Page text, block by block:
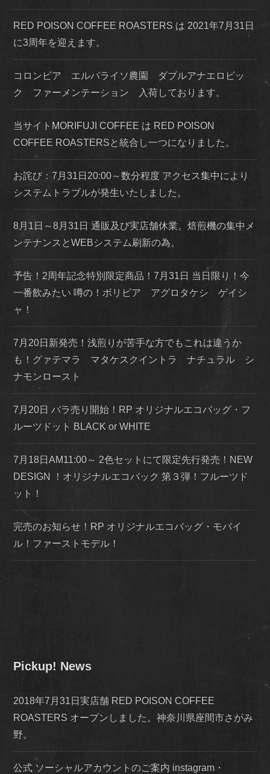
RED POISON COFFEE ROASTERS は 2021年7月31日
に3周年を迎えます。
コロンビア エルパライソ農園 ダブルアナエロビッ
ク ファーメンテーション 入荷しております。
当サイトMORIFUJI COFFEE は RED POISON
COFFEE ROASTERSと統合し一つになりました。
お詫び：7月31日20:00～数分程度 アクセス集中により
システムトラブルが発生いたしました。
8月1日～8月31日 通販及び実店舗休業。焙煎機の集中メ
ンテナンスとWEBシステム刷新の為。
予告！2周年記念特別限定商品！7月31日 当日限り！今
一番飲みたい 噂の！ボリビア アグロタケシ ゲイシ
ャ！
7月20日新発売！浅煎りが苦手な方でもこれは違うか
も！グァテマラ マタケスクイントラ ナチュラル シ
ナモンロースト
7月20日 バラ売り開始！RP オリジナルエコバッグ・フ
ルーツドット BLACK or WHITE
7月18日AM11:00～ 2色セットにて限定先行発売！NEW
DESIGN ！オリジナルエコバック 第３弾！フルーツド
ット！
完売のお知らせ！RP オリジナルエコバッグ・モバイ
ル！ファーストモデル！
Pickup! News
2018年7月31日実店舗 RED POISON COFFEE
ROASTERS オープンしました。神奈川県座間市さがみ
野。
公式 ソーシャルアカウントのご案内 instagram・